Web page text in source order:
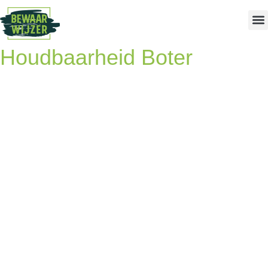
Houdbaarheid Boter